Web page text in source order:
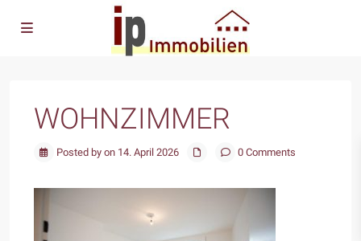
WOHNZIMMER
Posted by on 14. April 2026 0 Comments